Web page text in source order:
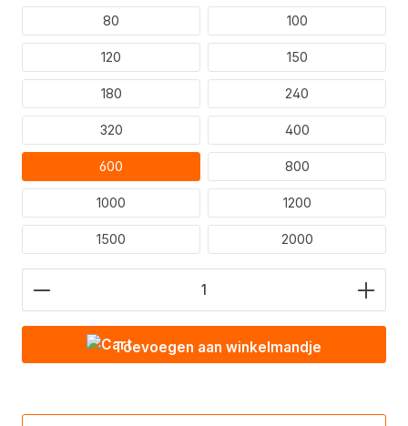
80 100
120 150
180 240
320 400
600 800
1000 1200
1500 2000
Hoeveelheid product: Voer de gewenste
Toevoegen aan winkelmandje